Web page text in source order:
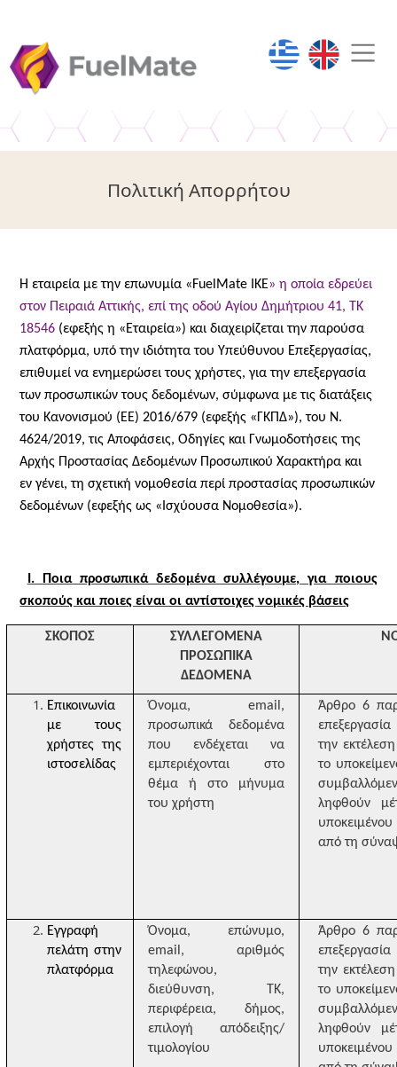
GreekEnglish
Πολιτική Απορρήτου
H εταιρεία με την επωνυμία «FuelMate IKE» η οποία εδρεύει
στον Πειραιά Αττικής, επί της οδού Αγίου Δημήτριου 41, ΤΚ
18546 (εφεξής η «Εταιρεία») και διαχειρίζεται την παρούσα
πλατφόρμα, υπό την ιδιότητα του Υπεύθυνου Επεξεργασίας,
επιθυμεί να ενημερώσει τους χρήστες, για την επεξεργασία
των προσωπικών τους δεδομένων, σύμφωνα με τις διατάξεις
του Κανονισμού (EE) 2016/679 (εφεξής «ΓΚΠΔ»), του Ν.
4624/2019, τις Αποφάσεις, Οδηγίες και Γνωμοδοτήσεις της
Αρχής Προστασίας Δεδομένων Προσωπικού Χαρακτήρα και
εν γένει, τη σχετική νομοθεσία περί προστασίας προσωπικών
δεδομένων (εφεξής ως «Ισχύουσα Νομοθεσία»).
Ι. Ποια προσωπικά δεδομένα συλλέγουμε, για ποιους
σκοπούς και ποιες είναι οι αντίστοιχες νομικές βάσεις
ΣΚΟΠΟΣ
ΣΥΛΛΕΓΟΜΕΝΑ
ΠΡΟΣΩΠΙΚΑ
ΔΕΔΟΜΕΝΑ
Επικοινωνία
με τους
χρήστες της
ιστοσελίδας
Όνομα,email ,
προσωπικά δεδομένα
που ενδέχεται να
εμπεριέχονται στο
θέμα ή στο μήνυμα
του χρήστη
Άρθρο 6
την
το
ληφθούν
από τη
Εγγραφή
πελάτη στην
πλατφόρμα
Όνομα, επώνυμο,
email , αριθμός
τηλεφώνου,
διεύθυνση, ΤΚ,
περιφέρεια, δήμος,
επιλογή απόδειξης/
τιμολογίου
Άρθρο 6
την
το
ληφθούν